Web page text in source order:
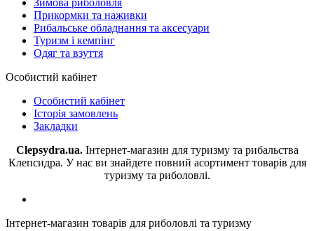
Прикормки та наживки
Рибальське обладнання та аксесуари
Туризм і кемпінг
Одяг та взуття
Особистий кабінет
Особистий кабінет
Історія замовлень
Закладки
Clepsydra.ua. Інтернет-магазин для туризму та рибальства
Клепсидра. У нас ви знайдете повний асортимент товарів для
туризму та риболовлі.
Інтернет-магазин товарів для риболовлі та туризму